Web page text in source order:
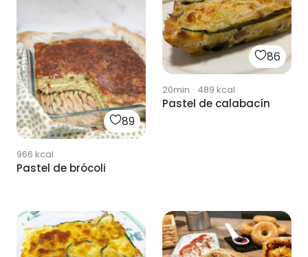
89
966 kcal
Pastel de brócoli
86
20min · 489 kcal
Pastel de calabacín